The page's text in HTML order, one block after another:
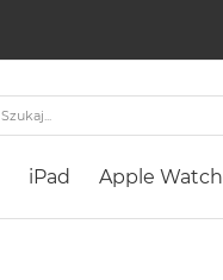
iPad Apple Watch